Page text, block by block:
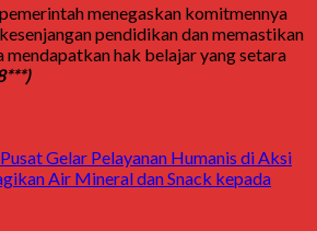
menegaskan komitmennya
pendidikan dan memastikan
mendapatkan hak belajar yang setara
Gelar Pelayanan Humanis di Aksi
Air Mineral dan Snack kepada